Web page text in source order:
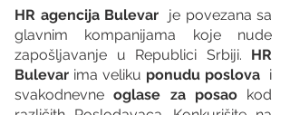
HR agencija Bulevar
  je povezana sa
glavnim kompanijama koje nude
zapošljavanje u Republici Srbiji. HR
Bulevar ima veliku ponudu poslova
  i
svakodnevne oglase za posao kod